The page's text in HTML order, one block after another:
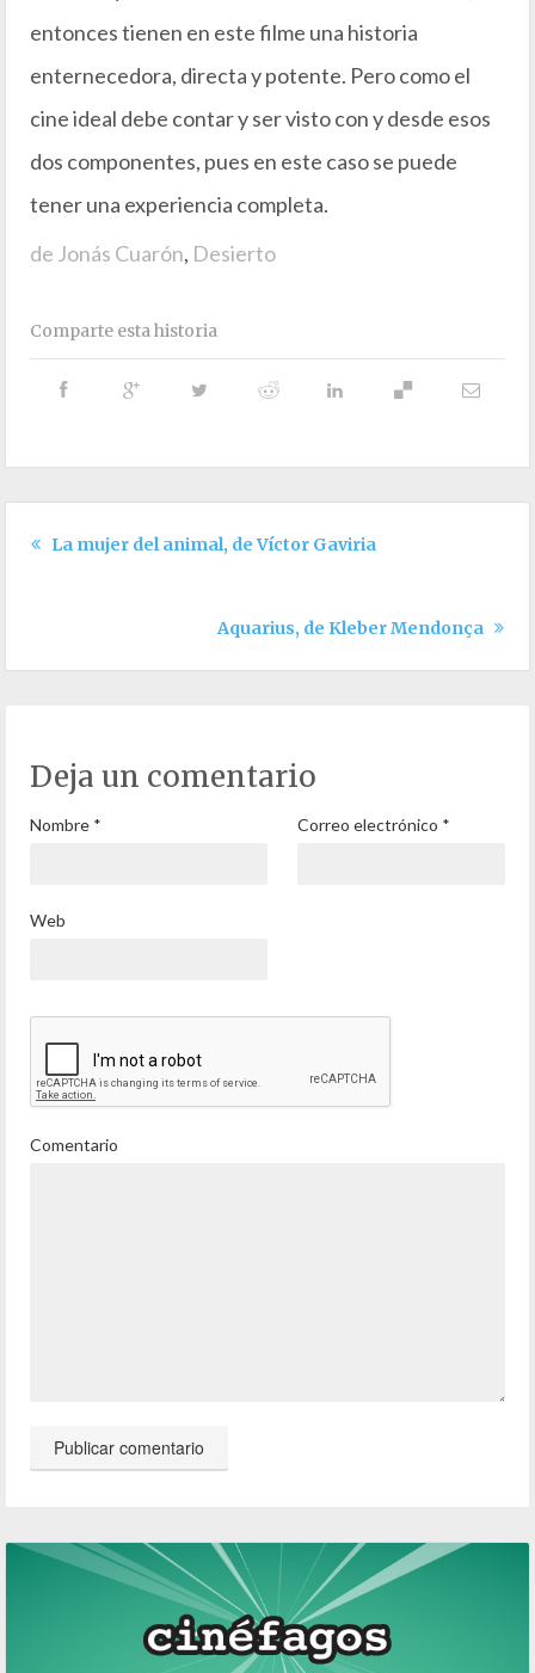
entonces tienen en este filme una historia
enternecedora, directa y potente. Pero como el
cine ideal debe contar y ser visto con y desde esos
dos componentes, pues en este caso se puede
tener una experiencia completa.
de Jonás Cuarón, Desierto
Comparte esta historia
La mujer del animal, de Víctor Gaviria
Aquarius, de Kleber Mendonça
Deja un comentario
Nombre * Correo electrónico *
Web
Comentario